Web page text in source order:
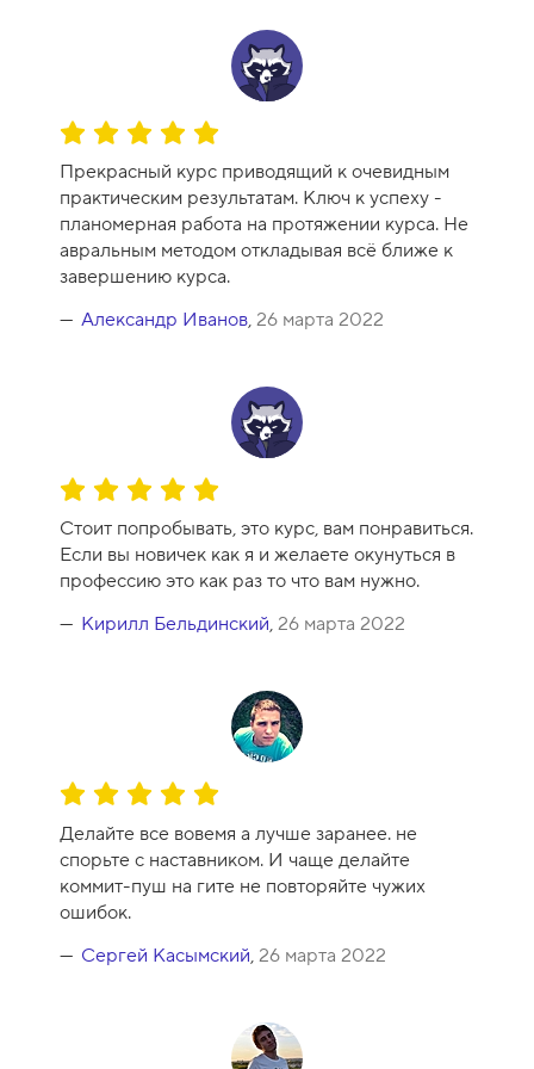
0
О
е
н
к
а
к
у
0
Прекрасный курс приводящий к очевидным
практическим результатам. Ключ к успеху -
планомерная работа на протяжении курса. Не
авральным методом откладывая всё ближе к
завершению курса.
Александр Иванов, 26 марта 2022
О
ц
е
н
к
а
1
0
Стоит попробывать, это курс, вам понравиться.
Если вы новичек как я и желаете окунуться в
профессию это как раз то что вам нужно.
Кирилл Бельдинский, 26 марта 2022
О
е
н
к
а
к
Делайте все вовемя а лучше заранее. не
спорьте с наставником. И чаще делайте
коммит-пуш на гите не повторяйте чужих
ошибок.
Сергей Касымский, 26 марта 2022